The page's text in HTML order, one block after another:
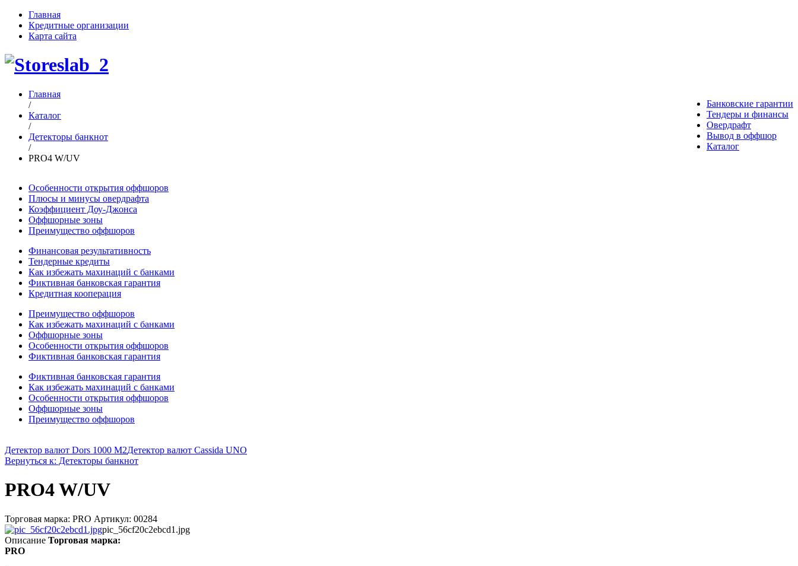
Главная
Кредитные организации
Карта сайта
Банковские гарантии
Тендеры и финансы
Овердрафт
Вывод в оффшор
Каталог
Главная
/
Каталог
/
Детекторы банкнот
/
PRO4 W/UV
Особенности открытия оффшоров
Плюсы и минусы овердрафта
Коэффициент Доу-Джонса
Оффшорные зоны
Преимущество оффшоров
Финансовая результативность
Тендерные кредиты
Как избежать махинаций с банками
Фиктивная банковская гарантия
Кредитная кооперация
Преимущество оффшоров
Как избежать махинаций с банками
Оффшорные зоны
Особенности открытия оффшоров
Фиктивная банковская гарантия
Фиктивная банковская гарантия
Как избежать махинаций с банками
Особенности открытия оффшоров
Оффшорные зоны
Преимущество оффшоров
Детектор валют Dors 1000 М2Детектор валют Cassida UNO
Вернуться к: Детекторы банкнот
PRO4 W/UV
Торговая марка: PRO Артикул: 00284
pic_56cf20c2ebcd1.jpg
Описание Торговая марка:
PRO